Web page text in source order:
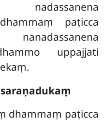
paṭicca
uppajjati
dhammaṃ paṭicca